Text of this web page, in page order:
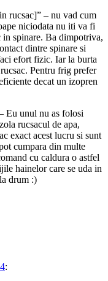
rucsac]” – nu vad cum
niciodata nu iti va fi
in spinare. Ba dimpotriva,
dintre spinare si
efort fizic. Iar la burta
Pentru frig prefer
decat un izopren
Eu unul nu as folosi
rucsacul de apa,
exact acest lucru si sunt
cumpara din multe
cu caldura o astfel
hainelor care se uda in
drum :)
: